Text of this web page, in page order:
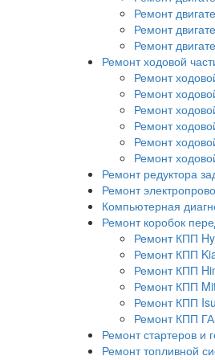
Ремонт
Ремонт
Ремонт
Ремонт ходовой
Ремонт
Ремонт
Ремонт
Ремонт
Ремонт
Ремонт
Ремонт редуктора
Ремонт
Компьютерная
Ремонт коробок
Ремонт КПП
Ремонт КПП
Ремонт КПП
Ремонт КПП
Ремонт КПП
Ремонт КПП
Ремонт стартеров и
Ремонт топливной